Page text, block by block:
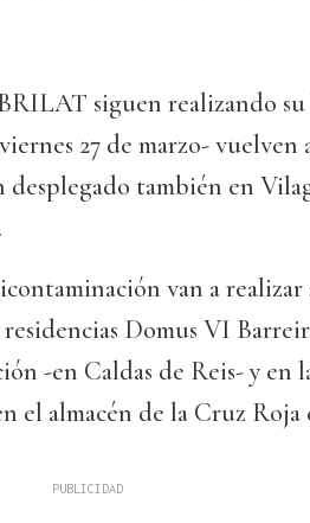
siguen realizando
27 de marzo-
desplegado también en
van a realizar
Domus VI
-en Caldas de Reis- y en
el almacén de la Cruz